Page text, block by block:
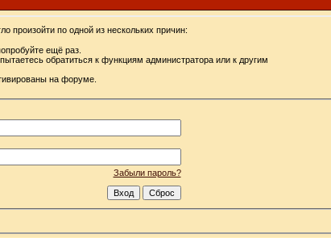
произойти по одной из нескольких причин:
ещё раз.
обратиться к функциям администратора или к другим
на форуме.
Забыли пароль?